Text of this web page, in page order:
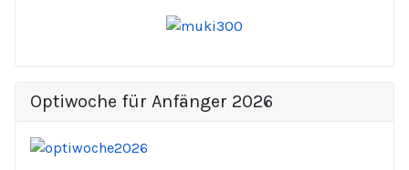
Optiwoche für Anfänger 2026